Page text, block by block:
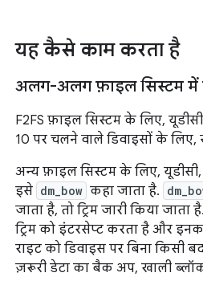
यह कैसे काम करता है
अलग-अलग फ़ाइल सिस्टम में
F2FS फ़ाइल सिस्टम के लिए,
10 पर चलने वाले डिवाइसों के लिए,
अन्य फ़ाइल सिस्टम के लिए,
इसे dm_bow कहा जाता है.
जाता है, तो ट्रिम जारी किया
ट्रिम को इंटरसेप्ट करता है और
राइट को डिवाइस पर बिना किसी
ज़रूरी डेटा का बैक अप, खाली